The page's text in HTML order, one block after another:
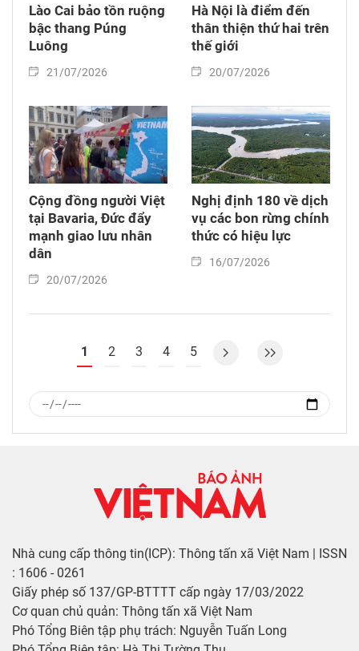
Lào Cai bảo tồn ruộng
bậc thang Púng
Luông
21/07/2026
Hà Nội là điểm đến
thân thiện thứ hai trên
thế giới
20/07/2026
Cộng đồng người Việt
tại Bavaria, Đức đẩy
mạnh giao lưu nhân
dân
20/07/2026
Nghị định 180 về dịch
vụ các bon rừng chính
thức có hiệu lực
16/07/2026
1 2 3 4 5
Nhà cung cấp thông tin(ICP): Thông tấn xã Việt Nam | ISSN
: 1606 - 0261
Giấy phép số 137/GP-BTTTT cấp ngày 17/03/2022
Cơ quan chủ quản: Thông tấn xã Việt Nam
Phó Tổng Biên tập phụ trách: Nguyễn Tuấn Long